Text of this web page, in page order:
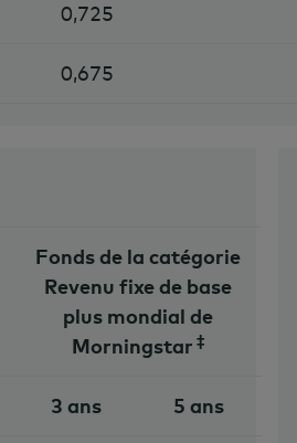
0,725
0,675
Fonds de la catégorie
Revenu fixe de base
plus mondial de
Morningstar ‡
3 ans 5 ans